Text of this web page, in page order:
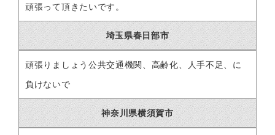
頑張って頂きたいです。
埼玉県春日部市
頑張りましょう公共交通機関、高齢化、人手不足、に
負けないで
神奈川県横須賀市